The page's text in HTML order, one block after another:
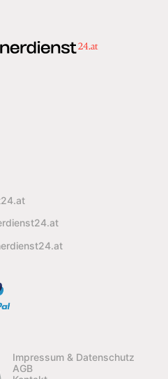
Impressum & Datenschutz
AGB